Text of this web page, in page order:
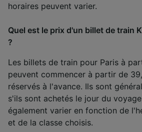
horaires peuvent varier.
Quel est le prix d'un billet de train
?
Les billets de train pour Paris à
peuvent commencer à partir de
réservés à l'avance. Ils sont
s'ils sont achetés le jour du
également varier en fonction de
et de la classe choisis.